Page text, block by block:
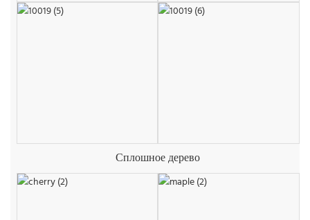
Сплошное дерево